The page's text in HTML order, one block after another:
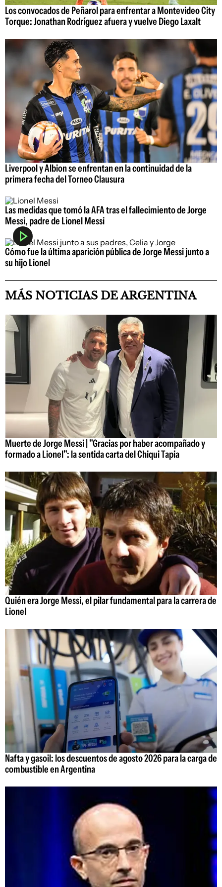
Los convocados de Peñarol para enfrentar a Montevideo City
Torque: Jonathan Rodríguez afuera y vuelve Diego Laxalt
Liverpool y Albion se enfrentan en la continuidad de la
primera fecha del Torneo Clausura
Las medidas que tomó la AFA tras el fallecimiento de Jorge
Messi, padre de Lionel Messi
Cómo fue la última aparición pública de Jorge Messi junto a
su hijo Lionel
MÁS NOTICIAS DE ARGENTINA
Muerte de Jorge Messi | "Gracias por haber acompañado y
formado a Lionel": la sentida carta del Chiqui Tapia
Quién era Jorge Messi, el pilar fundamental para la carrera de
Lionel
Nafta y gasoil: los descuentos de agosto 2026 para la carga de
combustible en Argentina